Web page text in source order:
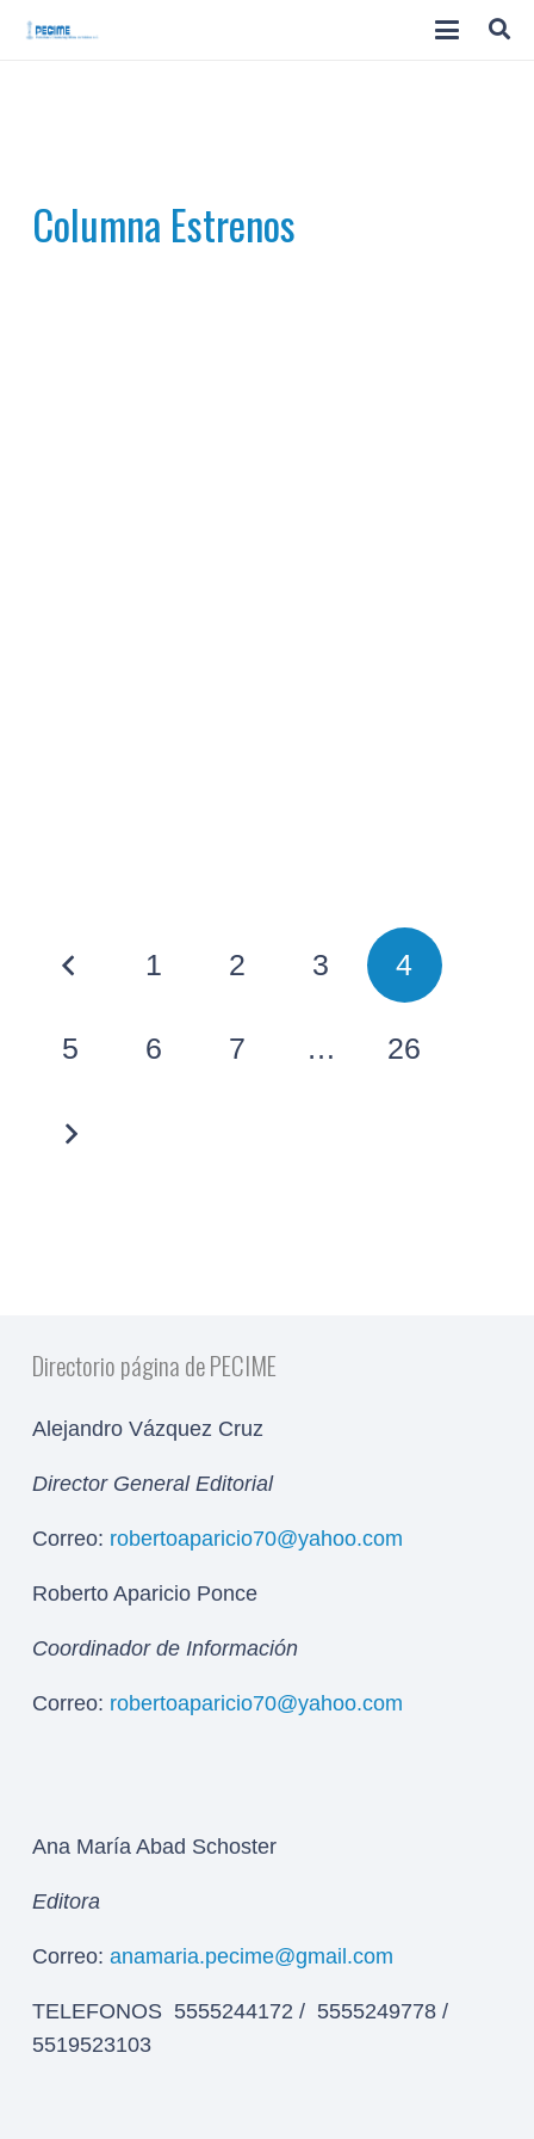
Columna Estrenos
1 2 3 4
5 6 7 … 26
Directorio página de PECIME
Alejandro Vázquez Cruz
Director General Editorial
Correo: robertoaparicio70@yahoo.com
Roberto Aparicio Ponce
Coordinador de Información
Correo: robertoaparicio70@yahoo.com
Ana María Abad Schoster
Editora
Correo: anamaria.pecime@gmail.com
TELEFONOS 5555244172 / 5555249778 /
5519523103